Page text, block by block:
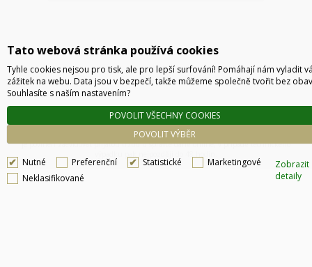
Technické řešení © 2026 CyberSoft s.r.o.
Podle zákona o evidenci tržeb je prodávající povinen vystavit kupujícímu účtenku. Zároveň
je povinen zaevidovat přijatou tržbu u správce daně online, v případě technického
Tato webová stránka používá cookies
Tyhle cookies nejsou pro tisk, ale pro lepší surfování! Pomáhají nám vyladit
zážitek na webu. Data jsou v bezpečí, takže můžeme společně tvořit bez
Souhlasíte s naším nastavením?
POVOLIT VÝBĚR
POVOLIT VŠECHNY COOKIES
Nutné Preferenční Statistické
Marketingové
Neklasifikované
Zobrazit
detaily